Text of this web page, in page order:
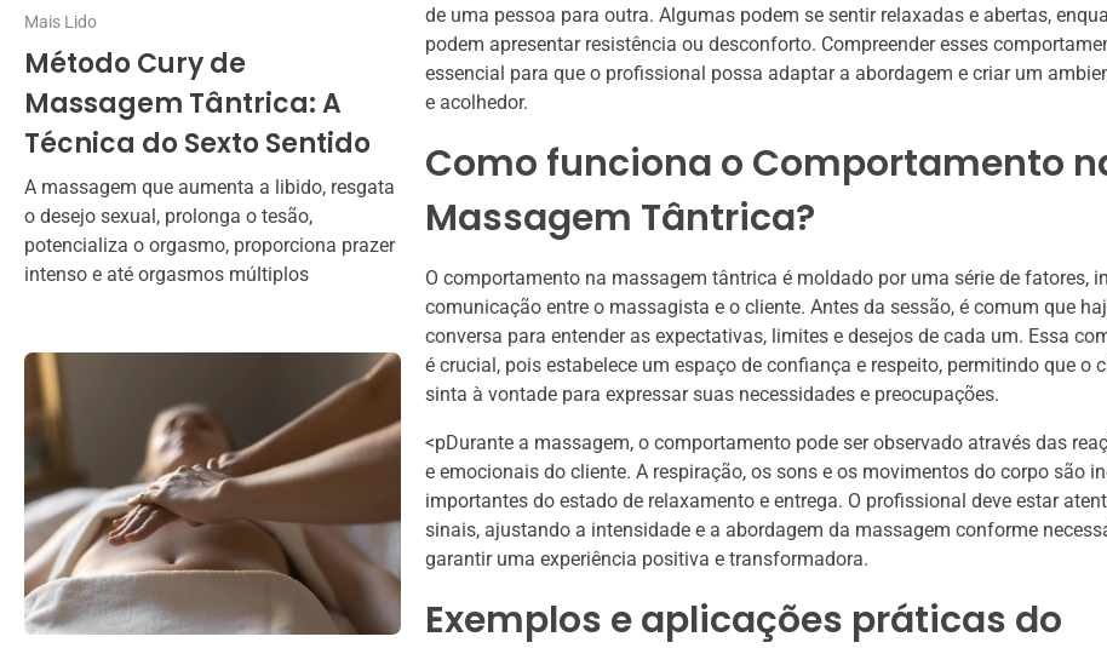
Mais Lido
Método Cury de
Massagem Tântrica: A
Técnica do Sexto Sentido
A massagem que aumenta a libido, resgata
o desejo sexual, prolonga o tesão,
potencializa o orgasmo, proporciona prazer
intenso e até orgasmos múltiplos
de uma pessoa para outra. Algumas podem se sentir relaxadas e abertas,
podem apresentar resistência ou desconforto. Compreender esses
essencial para que o profissional possa adaptar a abordagem e criar um
e acolhedor.
Como funciona o Comportamento
Massagem Tântrica?
O comportamento na massagem tântrica é moldado por uma série de fatores,
comunicação entre o massagista e o cliente. Antes da sessão, é comum que
conversa para entender as expectativas, limites e desejos de cada um. Essa
é crucial, pois estabelece um espaço de confiança e respeito, permitindo que o
sinta à vontade para expressar suas necessidades e preocupações.
<pDurante a massagem, o comportamento pode ser observado através das
e emocionais do cliente. A respiração, os sons e os movimentos do corpo são
importantes do estado de relaxamento e entrega. O profissional deve estar
sinais, ajustando a intensidade e a abordagem da massagem conforme
garantir uma experiência positiva e transformadora.
Exemplos e aplicações práticas do